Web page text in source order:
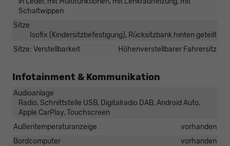
Schaltwippen
Sitze
Isofix (Kindersitzbefestigung), Rücksitzbank hinten geteilt
Sitze: Verstellbarkeit
Höhenverstellbarer Fahrersitz
Infotainment & Kommunikation
Audioanlage
Radio, Schnittstelle USB, Digitalradio DAB, Android Auto,
Apple CarPlay, Touchscreen
Außentemperaturanzeige
vorhanden
Bordcomputer
vorhanden